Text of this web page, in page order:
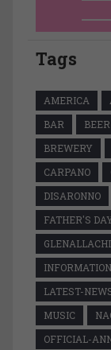
Tags
AMERICA
BAR
BEER
BREWERY
CARPANO
DISARONNO
FATHER'S
INFORMATION
LATEST-
MUSIC
OFFICIAL-